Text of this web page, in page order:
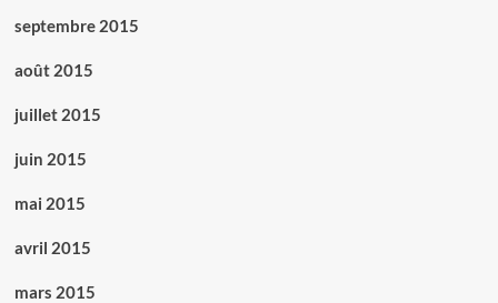
septembre 2015
août 2015
juillet 2015
juin 2015
mai 2015
avril 2015
mars 2015